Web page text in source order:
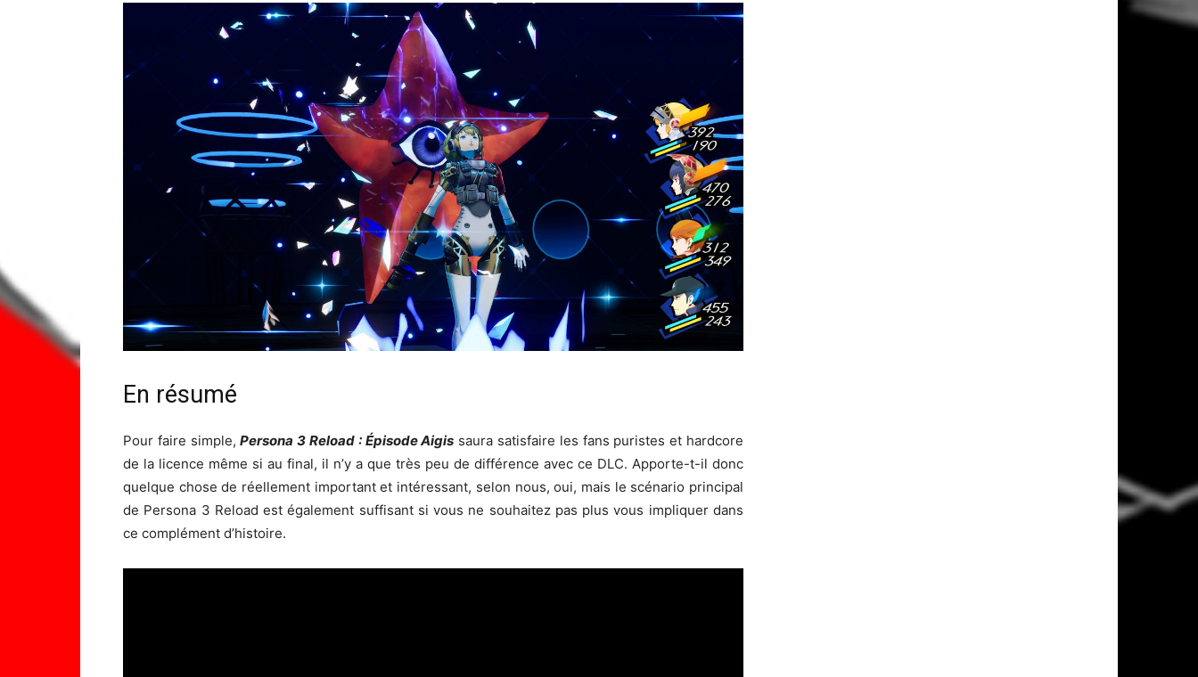
En résumé
Pour faire simple,Persona 3 Reload : Épisode Aigis saura satisfaire les fans puristes et hardcore
de la licence même si au final, il n’y a que très peu de différence avec ce DLC. Apporte-t-il donc
quelque chose de réellement important et intéressant, selon nous, oui, mais le scénario principal
de Persona 3 Reload est également suffisant si vous ne souhaitez pas plus vous impliquer dans
ce complément d’histoire.